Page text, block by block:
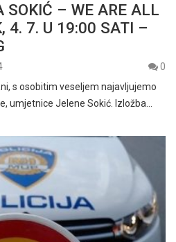
SOKIĆ – WE ARE ALL
4. 7. U 19:00 SATI –
0
s osobitim veseljem najavljujemo
umjetnice Jelene Sokić. Izložba…